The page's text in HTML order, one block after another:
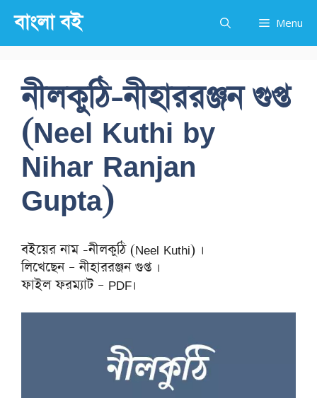
content
বাংলা বই Menu
নীলকুঠি-নীহাররঞ্জন গুপ্ত
(Neel Kuthi by
Nihar Ranjan
Gupta)
বইয়ের নাম -নীলকুঠি (Neel Kuthi) ।
লিখেছেন – নীহাররঞ্জন গুপ্ত ।
ফাইল ফরম্যাট – PDF।